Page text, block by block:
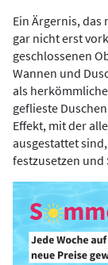
Ein Ärgernis, das
gar nicht erst
geschlossenen
Wannen und
als
geflieste
Effekt, mit der
ausgestattet
festzusetzen und